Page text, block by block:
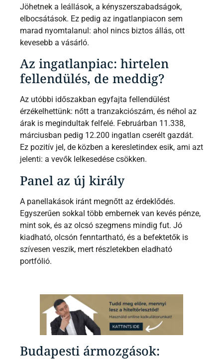
Jöhetnek a leállások, a kényszerszabadságok,
elbocsátások. Ez pedig az ingatlanpiacon sem
marad nyomtalanul: ahol nincs biztos állás, ott
kevesebb a vásárló.
Az ingatlanpiac: hirtelen
fellendülés, de meddig?
Az utóbbi időszakban egyfajta fellendülést
érzékelhettünk: nőtt a tranzakciószám, és néhol az
árak is megindultak felfelé. Februárban 11.338,
márciusban pedig 12.200 ingatlan cserélt gazdát.
Ez pozitív jel, de közben a keresletindex esik, ami azt
jelenti: a vevők lelkesedése csökken.
Panel az új király
A panellakások iránt megnőtt az érdeklődés.
Egyszerűen sokkal több embernek van kevés pénze,
mint sok, és az olcsó szegmens mindig fut. Jó
kiadható, olcsón fenntartható, és a befektetők is
szívesen veszik, mert részletekben eladható
portfólió.
Budapesti ármozgások: